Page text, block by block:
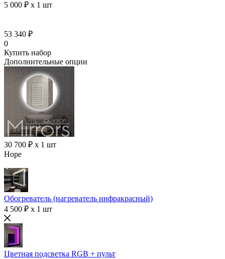
5 000 ₽ x 1 шт
53 340 ₽
0
Купить набор
Дополнительные опции
30 700 ₽ x 1 шт
Hope
Обогреватель (нагреватель инфракрасный)
4 500 ₽ x 1 шт
Цветная подсветка RGB + пульт